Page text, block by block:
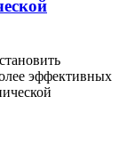
эффективных